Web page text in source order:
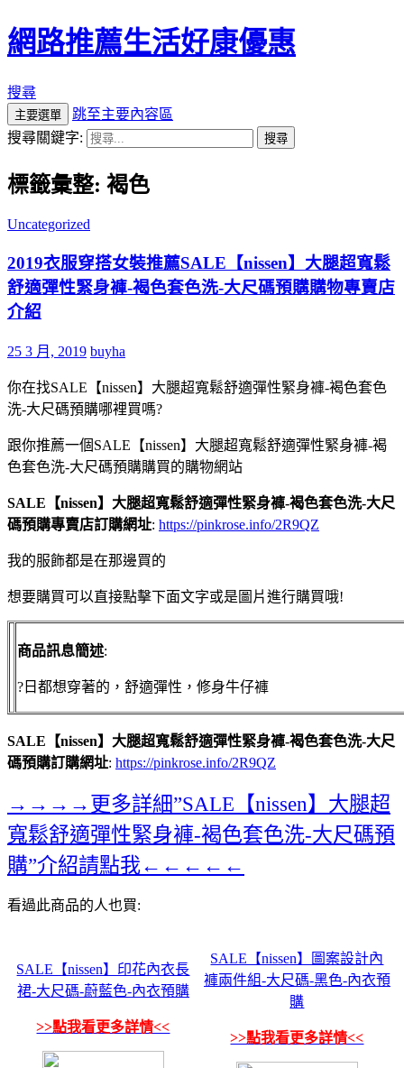
網路推薦生活好康優惠
搜尋
主要選單
跳至主要內容區
搜尋關鍵字:
標籤彙整: 褐色
Uncategorized
2019衣服穿搭女裝推薦SALE【nissen】大腿超寬鬆
舒適彈性緊身褲-褐色套色洗-大尺碼預購購物專賣店
介紹
25 3 月, 2019 buyha
你在找SALE【nissen】大腿超寬鬆舒適彈性緊身褲-褐色套色
洗-大尺碼預購哪裡買嗎?
跟你推薦一個SALE【nissen】大腿超寬鬆舒適彈性緊身褲-褐
色套色洗-大尺碼預購購買的購物網站
SALE【nissen】大腿超寬鬆舒適彈性緊身褲-褐色套色洗-大尺
碼預購專賣店訂購網址: https://pinkrose.info/2R9QZ
我的服飾都是在那邊買的
想要購買可以直接點擊下面文字或是圖片進行購買哦!
商品訊息簡述:
?日都想穿著的，舒適彈性，修身牛仔褲
SALE【nissen】大腿超寬鬆舒適彈性緊身褲-褐色套色洗-大尺
碼預購訂購網址: https://pinkrose.info/2R9QZ
→→→→更多詳細”SALE【nissen】大腿超
寬鬆舒適彈性緊身褲-褐色套色洗-大尺碼預
購”介紹請點我←←←←←
看過此商品的人也買:
SALE【nissen】印花內衣長
裙-大尺碼-蔚藍色-內衣預購
>>點我看更多詳情<<
SALE【nissen】圖案設計內
褲兩件組-大尺碼-黑色-內衣預
購
>>點我看更多詳情<<